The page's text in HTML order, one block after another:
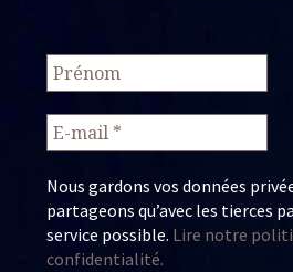
Nous gardons vos données
partageons qu’avec les tierces
service possible. Lire notre
confidentialité.